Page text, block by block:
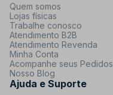
Quem somos
Lojas físicas
Trabalhe conosco
Atendimento B2B
Atendimento Revenda
Minha Conta
Acompanhe seus Pedidos
Nosso Blog
Ajuda e Suporte